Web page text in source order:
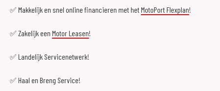
✅ Makkelijk en snel online financieren met hetMotoPort Flexplan!
✅ Zakelijk een Motor Leasen!
✅ Landelijk Servicenetwerk!
✅ Haal en Breng Service!